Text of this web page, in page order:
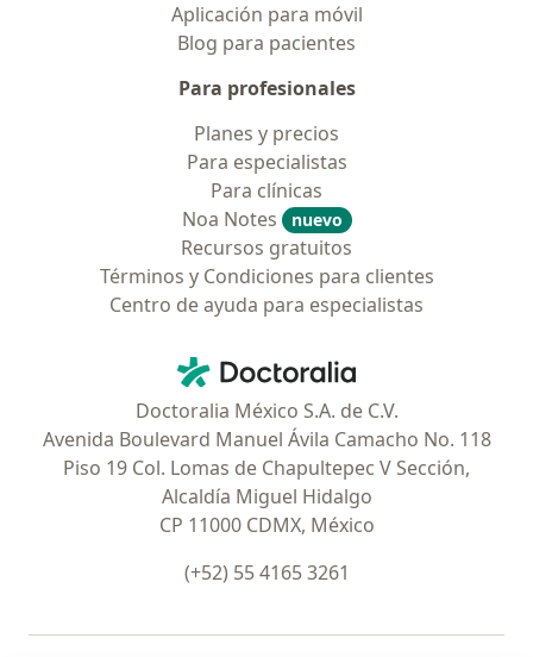
Aplicación para móvil
Blog para pacientes
Para profesionales
Planes y precios
Para especialistas
Para clínicas
Noa Notes
nuevo
Recursos gratuitos
Términos y Condiciones para clientes
Centro de ayuda para especialistas
Doctoralia - Página de inicio
Doctoralia México S.A. de C.V.
Avenida Boulevard Manuel Ávila Camacho No. 118
Piso 19 Col. Lomas de Chapultepec V Sección,
Alcaldía Miguel Hidalgo
CP 11000 CDMX, México
(+52) 55 4165 3261